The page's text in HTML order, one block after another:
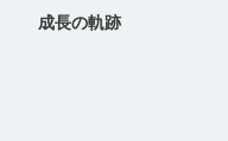
成長の軌跡